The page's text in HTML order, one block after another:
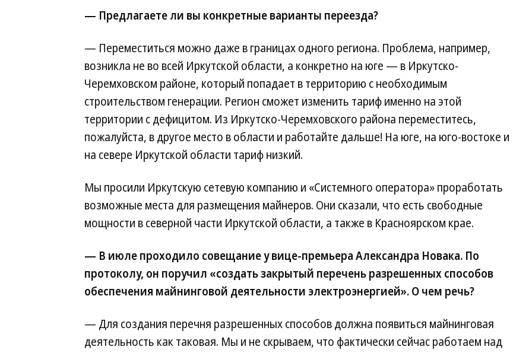
— Предлагаете ли вы конкретные варианты переезда?
— Переместиться можно даже в границах одного региона. Проблема, например,
возникла не во всей Иркутской области, а конкретно на юге — в Иркутско-
Черемховском районе, который попадает в территорию с необходимым
строительством генерации. Регион сможет изменить тариф именно на этой
территории с дефицитом. Из Иркутско-Черемховского района переместитесь,
пожалуйста, в другое место в области и работайте дальше! На юге, на юго-востоке и
на севере Иркутской области тариф низкий.
Мы просили Иркутскую сетевую компанию и «Системного оператора» проработать
возможные места для размещения майнеров. Они сказали, что есть свободные
мощности в северной части Иркутской области, а также в Красноярском крае.
— В июле проходило совещание у вице-премьера Александра Новака. По
протоколу, он поручил «создать закрытый перечень разрешенных способов
обеспечения майнинговой деятельности электроэнергией». О чем речь?
— Для создания перечня разрешенных способов должна появиться майнинговая
деятельность как таковая. Мы и не скрываем, что фактически сейчас работаем над